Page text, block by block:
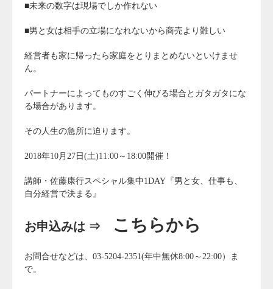
■未来の数字は現場でしか作れない
■男と女は相手の立場になれないから商売より難しい
経営者も家に帰ったら家庭をとりまとめないといけませ
ん。
パートナーによってものすごく伸びる場合とガタガタにな
る場合があります。
その人生の急所に迫ります。
2018年10月27日(土)11:00～18:00開催！
講師・佐藤康行スペシャル集中1DAY『男と女、仕事も、
自分経営で決まる』
お申込みは ⇒ こちらから
お問合せなどは、03-5204-2351(年中無休8:00～22:00）ま
で。